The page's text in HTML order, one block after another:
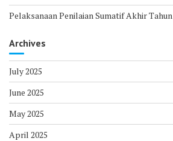
Pelaksanaan Penilaian Sumatif Akhir Tahun
Archives
July 2025
June 2025
May 2025
April 2025